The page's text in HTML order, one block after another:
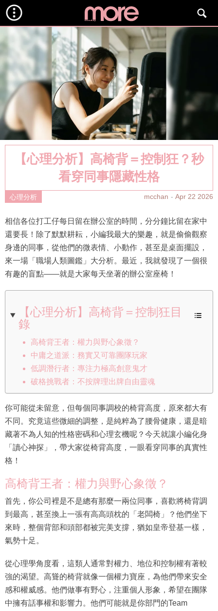
【心理分析】高椅背＝控制狂？秒
看穿同事隱藏性格
心理分析 mcchan Apr 22 2026
相信各位打工仔每日留在辦公室的時間，分分鐘比留在家中
還要長！除了默默耕耘，小編我最大的樂趣，就是偷偷觀察
身邊的同事，從他們的微表情、小動作，甚至是桌面擺設，
來一場「職場人類圖鑑」大分析。最近，我就發現了一個很
有趣的盲點——就是大家每天坐著的辦公室座椅！
【心理分析】高椅背＝控制狂目
錄
高椅背王者：權力與野心象徵？
中庸之道派：務實又可靠團隊玩家
低調潛行者：專注力極高創意鬼才
破格挑戰者：不按牌理出牌自由靈魂
你可能從未留意，但每個同事調校的椅背高度，原來都大有
不同。究竟這些微細的調整，是純粹為了腰骨健康，還是暗
藏著不為人知的性格密碼和心理玄機呢？今天就讓小編化身
「讀心神探」，帶大家從椅背高度，一眼看穿同事的真實性
格！
高椅背王者：權力與野心象徵？
首先，你公司裡是不是總有那麼一兩位同事，喜歡將椅背調
到最高，甚至換上一張有高高頭枕的「老闆椅」？他們坐下
來時，整個背部和頭部都被完美支撐，猶如皇帝登基一樣，
氣勢十足。
從心理學角度看，這類人通常對權力、地位和控制權有著較
強的渴望。高聳的椅背就像一個權力寶座，為他們帶來安全
感和權威感。他們做事有野心，注重個人形象，希望在團隊
中擁有話事權和影響力。他們可能就是你部門的Team